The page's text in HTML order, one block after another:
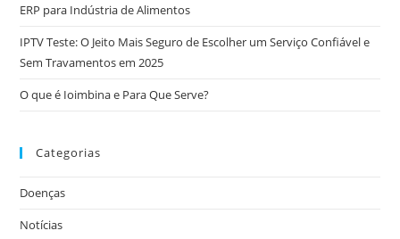
ERP para Indústria de Alimentos
IPTV Teste: O Jeito Mais Seguro de Escolher um Serviço Confiável e
Sem Travamentos em 2025
O que é Ioimbina e Para Que Serve?
Categorias
Doenças
Notícias